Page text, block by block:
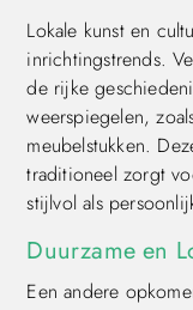
Lokale kunst en
inrichtingstrends.
de rijke
weerspiegelen,
meubelstukken.
traditioneel zorgt
stijlvol als
Duurzame en
Een andere